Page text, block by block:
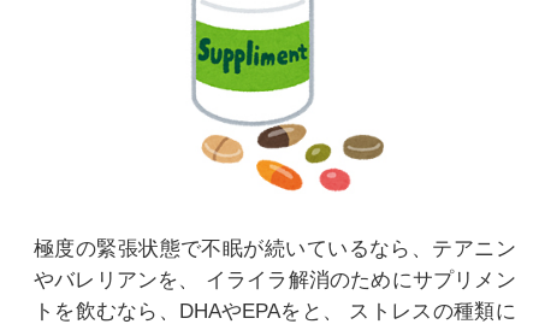
極度の緊張状態で不眠が続いているなら、テアニン
やバレリアンを、
イライラ解消のためにサプリメン
トを飲むなら、DHAやEPAをと、
ストレスの種類に